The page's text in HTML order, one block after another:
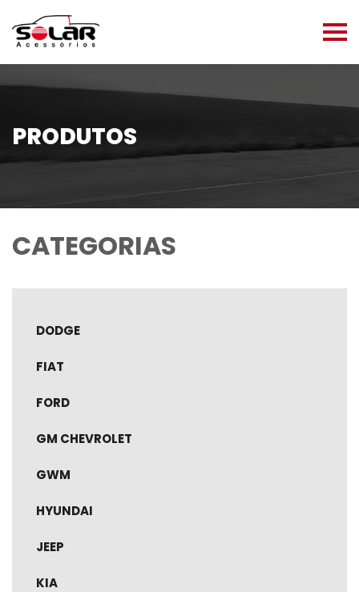
PRODUTOS
CATEGORIAS
DODGE
FIAT
FORD
GM CHEVROLET
GWM
HYUNDAI
JEEP
KIA